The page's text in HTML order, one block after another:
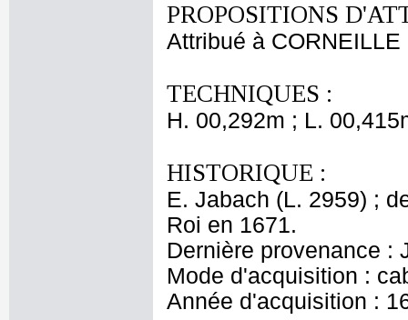
PROPOSITIONS
Attribué à CORNEILLE
TECHNIQUES :
H. 00,292m ; L.
HISTORIQUE :
E. Jabach (L. 2959) ;
Roi en 1671.
Dernière provenance :
Mode d'acquisition :
Année d'acquisition :